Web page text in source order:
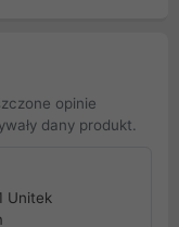
opinie
dany produkt.
Unitek